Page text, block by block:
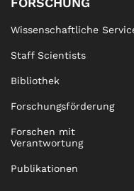
Wissenschaftliche
Staff Scientists
Bibliothek
Forschungsförderung
Forschen mit
Verantwortung
Publikationen